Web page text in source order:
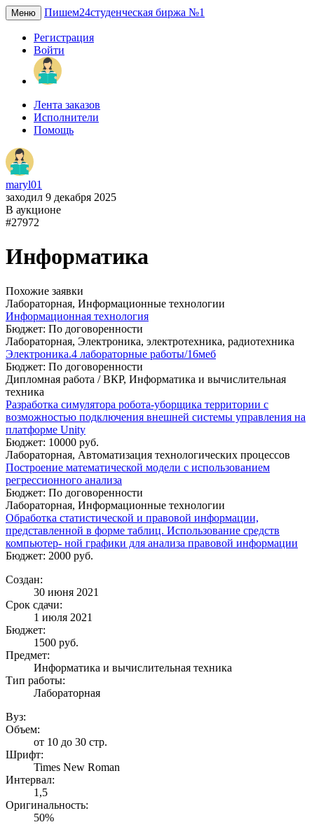
Меню Пишем24студенческая биржа №1
Регистрация
Войти
Лента заказов
Исполнители
Помощь
maryl01
заходил 9 декабря 2025
В аукционе
#27972
Информатика
Похожие заявки
Лабораторная, Информационные технологии
Информационная технология
Бюджет: По договоренности
Лабораторная, Электроника, электротехника, радиотехника
Электроника.4 лабораторные работы/16меб
Бюджет: По договоренности
Дипломная работа / ВКР, Информатика и вычислительная
техника
Разработка симулятора робота-уборщика территории с
возможностью подключения внешней системы управления на
платформе Unity
Бюджет: 10000 руб.
Лабораторная, Автоматизация технологических процессов
Построение математической модели с использованием
регрессионного анализа
Бюджет: По договоренности
Лабораторная, Информационные технологии
Обработка статистической и правовой информации,
представленной в форме таблиц. Использование средств
компьютер- ной графики для анализа правовой информации
Бюджет: 2000 руб.
Создан:
30 июня 2021
Срок сдачи:
1 июля 2021
Бюджет:
1500 руб.
Предмет:
Информатика и вычислительная техника
Тип работы:
Лабораторная
Вуз:
Объем:
от 10 до 30 стр.
Шрифт:
Times New Roman
Интервал:
1,5
Оригинальность:
50%